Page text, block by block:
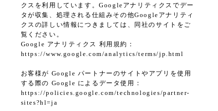
クスを利用しています。Googleアナリティクスでデー
タが収集、処理される仕組みその他Googleアナリティ
クスの詳しい情報につきましては、同社のサイトをご
覧ください。
Google アナリティクス 利用規約：
https://www.google.com/analytics/terms/jp.html
お客様が Google パートナーのサイトやアプリを使用
する際の Google によるデータ使用：
https://policies.google.com/technologies/partner-
sites?hl=ja